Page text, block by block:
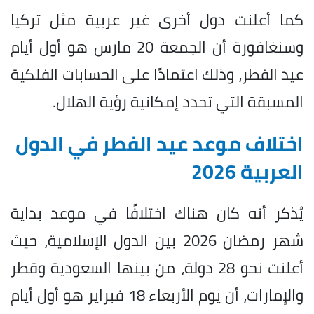
كما أعلنت دول أخرى غير عربية مثل تركيا
وسنغافورة أن الجمعة 20 مارس هو أول أيام
عيد الفطر، وذلك اعتمادًا على الحسابات الفلكية
المسبقة التي تحدد إمكانية رؤية الهلال.
اختلاف موعد عيد الفطر في الدول
العربية 2026
يُذكر أنه كان هناك اختلافًا في موعد بداية
شهر رمضان 2026 بين الدول الإسلامية، حيث
أعلنت نحو 28 دولة، من بينها السعودية وقطر
والإمارات، أن يوم الأربعاء 18 فبراير هو أول أيام